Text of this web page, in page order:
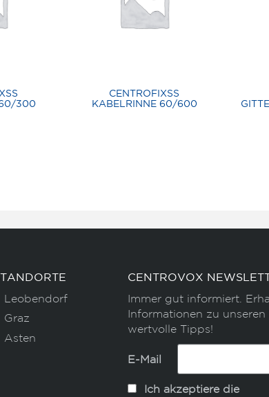
60/300
CENTROFIXSS
KABELRINNE 60/600
Leobendorf
Graz
Asten
CENTROVOX
Immer gut informiert.
Informationen zu
wertvolle Tipps!
E-Mail
Ich akzeptiere die